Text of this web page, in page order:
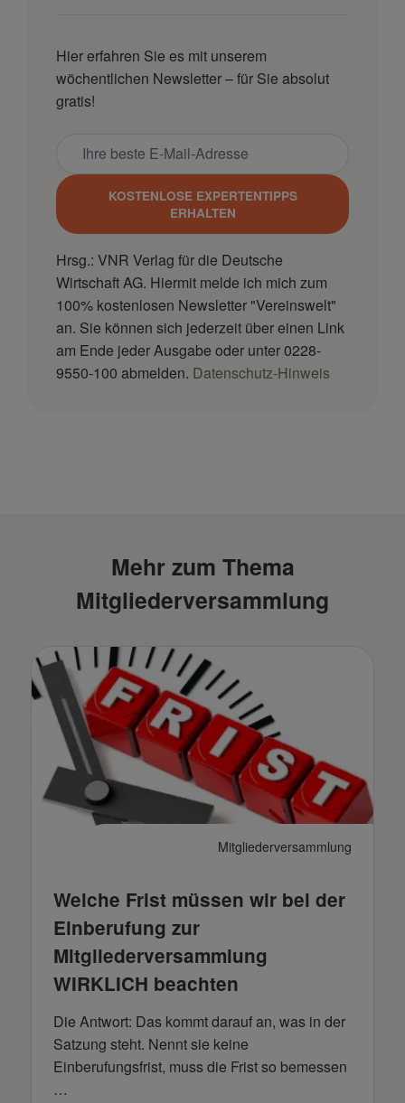
Hier erfahren Sie es mit unserem
wöchentlichen Newsletter – für Sie absolut
gratis!
KOSTENLOSE EXPERTENTIPPS
ERHALTEN
Hrsg.: VNR Verlag für die Deutsche
Wirtschaft AG. Hiermit melde ich mich zum
100% kostenlosen Newsletter "Vereinswelt"
an. Sie können sich jederzeit über einen Link
am Ende jeder Ausgabe oder unter 0228-
9550-100 abmelden. Datenschutz-Hinweis
Mehr zum Thema
Mitgliederversammlung
Mitgliederversammlung
Welche Frist müssen wir bei der
Einberufung zur
Mitgliederversammlung
WIRKLICH beachten
Die Antwort: Das kommt darauf an, was in der
Satzung steht. Nennt sie keine
Einberufungsfrist, muss die Frist so bemessen
…